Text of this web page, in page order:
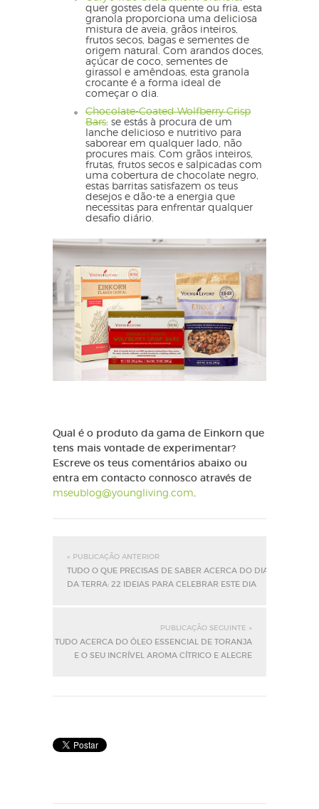
quer gostes dela quente ou fria, esta
granola proporciona uma deliciosa
mistura de aveia, grãos inteiros,
frutos secos, bagas e sementes de
origem natural. Com arandos doces,
açúcar de coco, sementes de
girassol e amêndoas, esta granola
crocante é a forma ideal de
começar o dia.
Chocolate-Coated Wolfberry Crisp
Bars: se estás à procura de um
lanche delicioso e nutritivo para
saborear em qualquer lado, não
procures mais. Com grãos inteiros,
frutas, frutos secos e salpicadas com
uma cobertura de chocolate negro,
estas barritas satisfazem os teus
desejos e dão-te a energia que
necessitas para enfrentar qualquer
desafio diário.
Qual é o produto da gama de Einkorn que
tens mais vontade de experimentar?
Escreve os teus comentários abaixo ou
entra em contacto connosco através de
mseublog@youngliving.com.
« PUBLICAÇÃO ANTERIOR
TUDO O QUE PRECISAS DE SABER ACERCA DO DIA
DA TERRA: 22 IDEIAS PARA CELEBRAR ESTE DIA
PUBLICAÇÃO SEGUINTE »
TUDO ACERCA DO ÓLEO ESSENCIAL DE TORANJA
E O SEU INCRÍVEL AROMA CÍTRICO E ALEGRE